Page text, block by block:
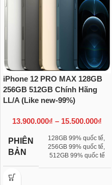
iPhone 12 PRO MAX 128GB
256GB 512GB Chính Hãng
LL/A (Like new-99%)
13.900.000₫ – 15.500.000₫
PHIÊN
BẢN
128GB 99% quốc tế,
256GB 99% quốc tế,
512GB 99% quốc tế